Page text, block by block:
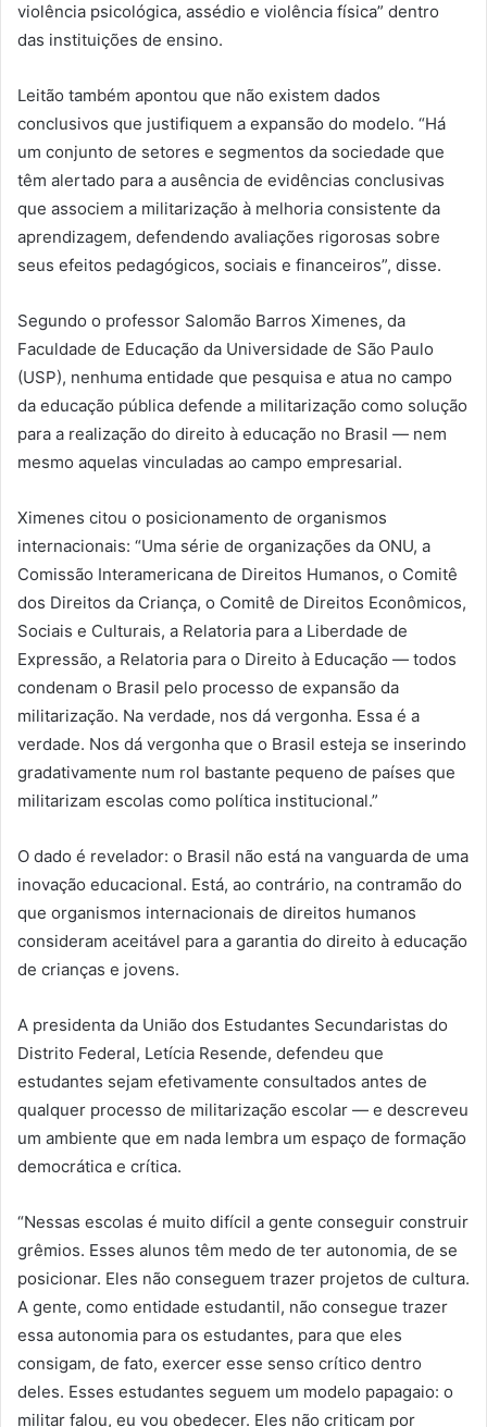
violência psicológica, assédio e violência física” dentro
das instituições de ensino.
Leitão também apontou que não existem dados
conclusivos que justifiquem a expansão do modelo. “Há
um conjunto de setores e segmentos da sociedade que
têm alertado para a ausência de evidências conclusivas
que associem a militarização à melhoria consistente da
aprendizagem, defendendo avaliações rigorosas sobre
seus efeitos pedagógicos, sociais e financeiros”, disse.
Segundo o professor Salomão Barros Ximenes, da
Faculdade de Educação da Universidade de São Paulo
(USP), nenhuma entidade que pesquisa e atua no campo
da educação pública defende a militarização como solução
para a realização do direito à educação no Brasil — nem
mesmo aquelas vinculadas ao campo empresarial.
Ximenes citou o posicionamento de organismos
internacionais: “Uma série de organizações da ONU, a
Comissão Interamericana de Direitos Humanos, o Comitê
dos Direitos da Criança, o Comitê de Direitos Econômicos,
Sociais e Culturais, a Relatoria para a Liberdade de
Expressão, a Relatoria para o Direito à Educação — todos
condenam o Brasil pelo processo de expansão da
militarização. Na verdade, nos dá vergonha. Essa é a
verdade. Nos dá vergonha que o Brasil esteja se inserindo
gradativamente num rol bastante pequeno de países que
militarizam escolas como política institucional.”
O dado é revelador: o Brasil não está na vanguarda de uma
inovação educacional. Está, ao contrário, na contramão do
que organismos internacionais de direitos humanos
consideram aceitável para a garantia do direito à educação
de crianças e jovens.
A presidenta da União dos Estudantes Secundaristas do
Distrito Federal, Letícia Resende, defendeu que
estudantes sejam efetivamente consultados antes de
qualquer processo de militarização escolar — e descreveu
um ambiente que em nada lembra um espaço de formação
democrática e crítica.
“Nessas escolas é muito difícil a gente conseguir construir
grêmios. Esses alunos têm medo de ter autonomia, de se
posicionar. Eles não conseguem trazer projetos de cultura.
A gente, como entidade estudantil, não consegue trazer
essa autonomia para os estudantes, para que eles
consigam, de fato, exercer esse senso crítico dentro
deles. Esses estudantes seguem um modelo papagaio: o
militar falou, eu vou obedecer. Eles não criticam por